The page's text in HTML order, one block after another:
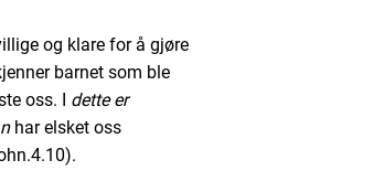
og klare for å gjøre
barnet som ble
oss. I dette er
har elsket oss